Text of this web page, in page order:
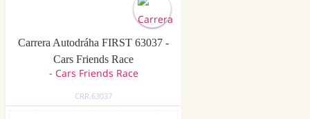
Carrera Autodráha FIRST 63037 -
Cars Friends Race
CRR.63037